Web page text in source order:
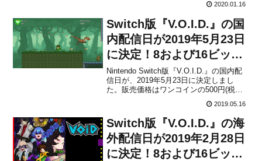
ではありませんが、北米eショップによる
と2020年1月31日に$4.99で配信を予定し
ているとのこ...
2020.01.16
Switch版『V.O.I.D.』の国
内配信日が2019年5月23日
に決定！8および16ビット
タイトルに触発された横ス
クロールアクションアドベ
Nintendo Switch版『V.O.I.D.』の国内配
信日が、2019年5月23日に決定しまし
た。販売価格はワンコインの500円(税込)
400円(税込)で購入できます。本作は、
2018年11月にPC(Steam)向けとしてリリ
ース...
2019.05.16
Switch版『V.O.I.D.』の海
外配信日が2019年2月28日
に決定！8および16ビット